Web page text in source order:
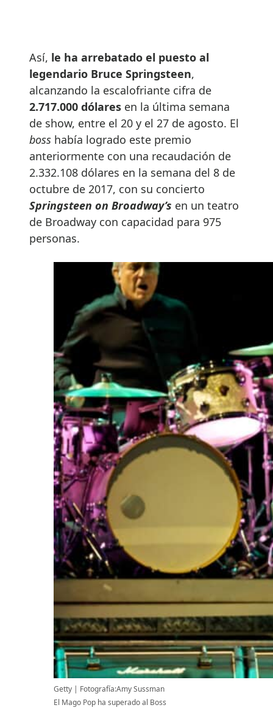
Así, le ha arrebatado el puesto al
legendario Bruce Springsteen,
alcanzando la escalofriante cifra de
2.717.000 dólares en la última semana
de show, entre el 20 y el 27 de agosto. El
boss había logrado este premio
anteriormente con una recaudación de
2.332.108 dólares en la semana del 8 de
octubre de 2017, con su concierto
Springsteen on Broadway’s en un teatro
de Broadway con capacidad para 975
personas.
Getty
Fotografía:Amy Sussman
El Mago Pop ha superado al Boss